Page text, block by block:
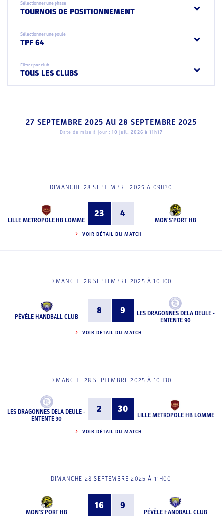
Sélectionner une phase
TOURNOIS DE POSITIONNEMENT
Sélectionner une poule
TPF 64
Filtrer par club
TOUS LES CLUBS
27 SEPTEMBRE 2025 AU 28 SEPTEMBRE 2025
Date de mise à jour : 10 juil. 2026 à 11h17
DIMANCHE 28 SEPTEMBRE 2025 À 09H30
LILLE METROPOLE HB LOMME
23 4
MON'S'PORT HB
VOIR DÉTAIL DU MATCH
DIMANCHE 28 SEPTEMBRE 2025 À 10H00
PÉVÈLE HANDBALL CLUB
8 9
LES DRAGONNES DELA DEULE -
ENTENTE 90
VOIR DÉTAIL DU MATCH
DIMANCHE 28 SEPTEMBRE 2025 À 10H30
LES DRAGONNES DELA DEULE -
ENTENTE 90
2 30
LILLE METROPOLE HB LOMME
VOIR DÉTAIL DU MATCH
DIMANCHE 28 SEPTEMBRE 2025 À 11H00
MON'S'PORT HB
16 9
PÉVÈLE HANDBALL CLUB